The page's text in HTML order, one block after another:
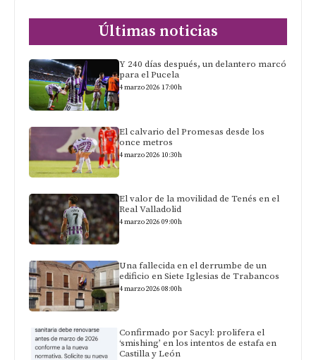
Últimas noticias
Y 240 días después, un delantero marcó
para el Pucela
4 marzo 2026 17:00h
El calvario del Promesas desde los
once metros
4 marzo 2026 10:30h
El valor de la movilidad de Tenés en el
Real Valladolid
4 marzo 2026 09:00h
Una fallecida en el derrumbe de un
edificio en Siete Iglesias de Trabancos
4 marzo 2026 08:00h
Confirmado por Sacyl: prolifera el
‘smishing’ en los intentos de estafa en
Castilla y León